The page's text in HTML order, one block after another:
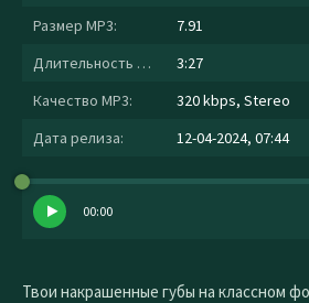
Размер MP3:
7.91
Длительность MP3:
3:27
Качество MP3:
320 kbps, Stereo
Дата релиза:
12-04-2024, 07:44
00:00
Твои накрашенные губы на классном